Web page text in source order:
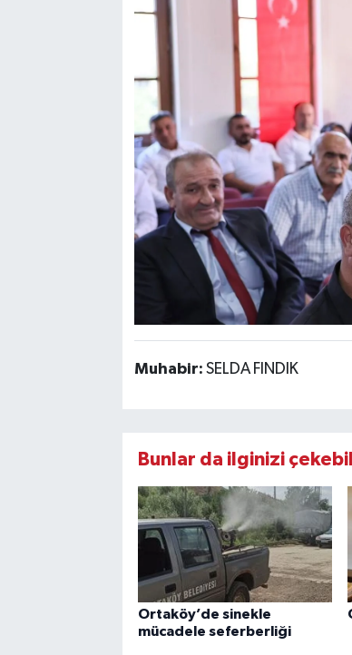
Muhabir: SELDA FINDIK
Bunlar da ilginizi
Ortaköy’de sinekle
mücadele seferberliği